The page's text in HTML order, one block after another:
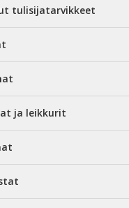
tulisijatarvikkeet
ja leikkurit